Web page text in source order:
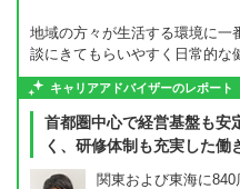
地域の方々が生活する環境に一
談にきてもらいやすく日常的な
キャリアアドバイザーのレポート
首都圏中心で経営基盤も安
く、研修体制も充実した働
関東および東海に